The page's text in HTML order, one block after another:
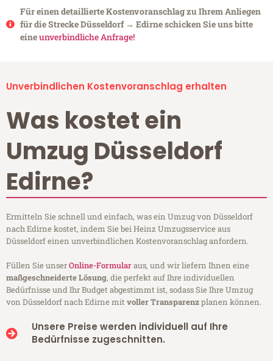
Für einen detaillierte Kostenvoranschlag zu Ihrem Anliegen
für die Strecke Düsseldorf → Edirne schicken Sie uns bitte
eineunverbindliche Anfrage!
Unverbindlichen Kostenvoranschlag erhalten
Was kostet ein
Umzug Düsseldorf
Edirne?
Ermitteln Sie schnell und einfach, was ein Umzug von Düsseldorf
nach Edirne kostet, indem Sie bei Heinz Umzugsservice aus
Düsseldorf einen unverbindlichen Kostenvoranschlag anfordern.
Füllen Sie unserOnline-Formularaus, und wir liefern Ihnen eine
maßgeschneiderte Lösung, die perfekt auf Ihre individuellen
Bedürfnisse und Ihr Budget abgestimmt ist, sodass Sie Ihre Umzug
von Düsseldorf nach Edirne mitvoller Transparenzplanen können.
Unsere Preise werden individuell auf Ihre
Bedürfnisse zugeschnitten.